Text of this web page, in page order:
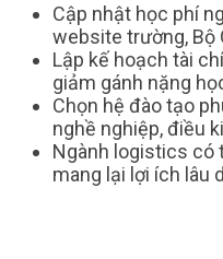
Cập nhật học phí
website trường, Bộ
Lập kế hoạch tài
giảm gánh nặng
Chọn hệ đào tạo
nghề nghiệp, điều
Ngành logistics có
mang lại lợi ích lâu